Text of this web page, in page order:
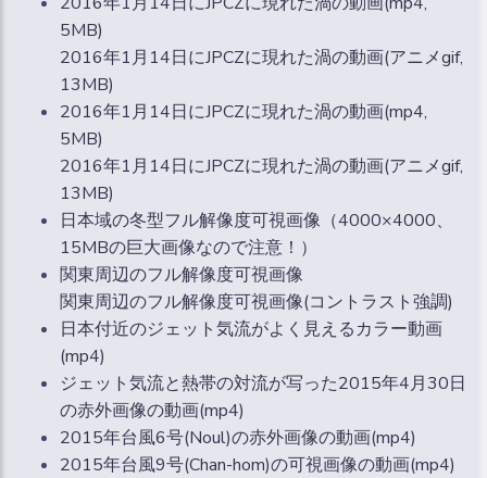
5MB)
2016年1月14日にJPCZに現れた渦の動画(アニメgif,
13MB)
2016年1月14日にJPCZに現れた渦の動画(mp4,
5MB)
2016年1月14日にJPCZに現れた渦の動画(アニメgif,
13MB)
日本域の冬型フル解像度可視画像（4000×4000、
15MBの巨大画像なので注意！）
関東周辺のフル解像度可視画像
関東周辺のフル解像度可視画像(コントラスト強調)
日本付近のジェット気流がよく見えるカラー動画
(mp4)
ジェット気流と熱帯の対流が写った2015年4月30日
の赤外画像の動画(mp4)
2015年台風6号(Noul)の赤外画像の動画(mp4)
2015年台風9号(Chan-hom)の可視画像の動画(mp4)